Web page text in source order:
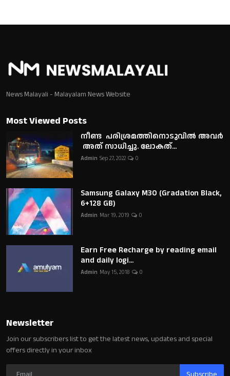
News Malayali - Malayalam News Website
Most Viewed Posts
നീണ്ട പരിശ്രമത്തിനൊടുവിൽ അവർ
അത് സാധിച്ചു. ലോകത്...
Admin Sep 27, 2022 0
Samsung Galaxy M30 (Gradation Black,
6+128 GB)
Admin Mar 19, 2019 0
Earn Free Recharge by reading email
and daily logi...
Admin May 15, 2018 0
Newsletter
Join our subscribers list to get the latest news, updates and special
offers directly in your inbox